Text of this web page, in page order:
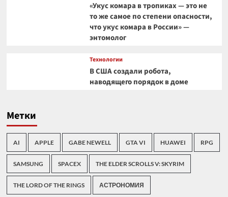
«Укус комара в тропиках — это не
то же самое по степени опасности,
что укус комара в России» —
энтомолог
Технологии
В США создали робота,
наводящего порядок в доме
Метки
AI APPLE GABE NEWELL GTA VI HUAWEI RPG
SAMSUNG SPACEX THE ELDER SCROLLS V: SKYRIM
THE LORD OF THE RINGS АСТРОНОМИЯ